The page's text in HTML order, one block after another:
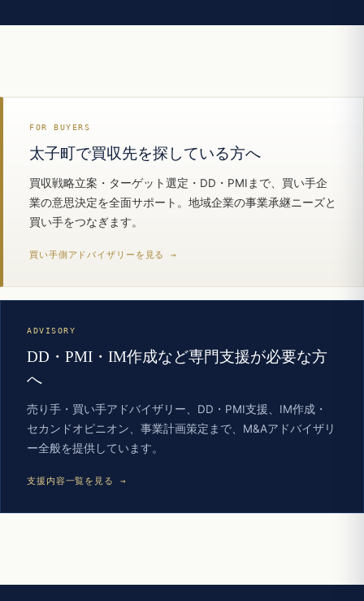
FOR BUYERS
太子町で買収先を探している方へ
買収戦略立案・ターゲット選定・DD・PMIまで、買い手企
業の意思決定を全面サポート。地域企業の事業承継ニーズと
買い手をつなぎます。
買い手側アドバイザリーを見る →
ADVISORY
DD・PMI・IM作成など専門支援が必要な方
へ
売り手・買い手アドバイザリー、DD・PMI支援、IM作成・
セカンドオピニオン、事業計画策定まで、M&Aアドバイザリ
ー全般を提供しています。
支援内容一覧を見る →